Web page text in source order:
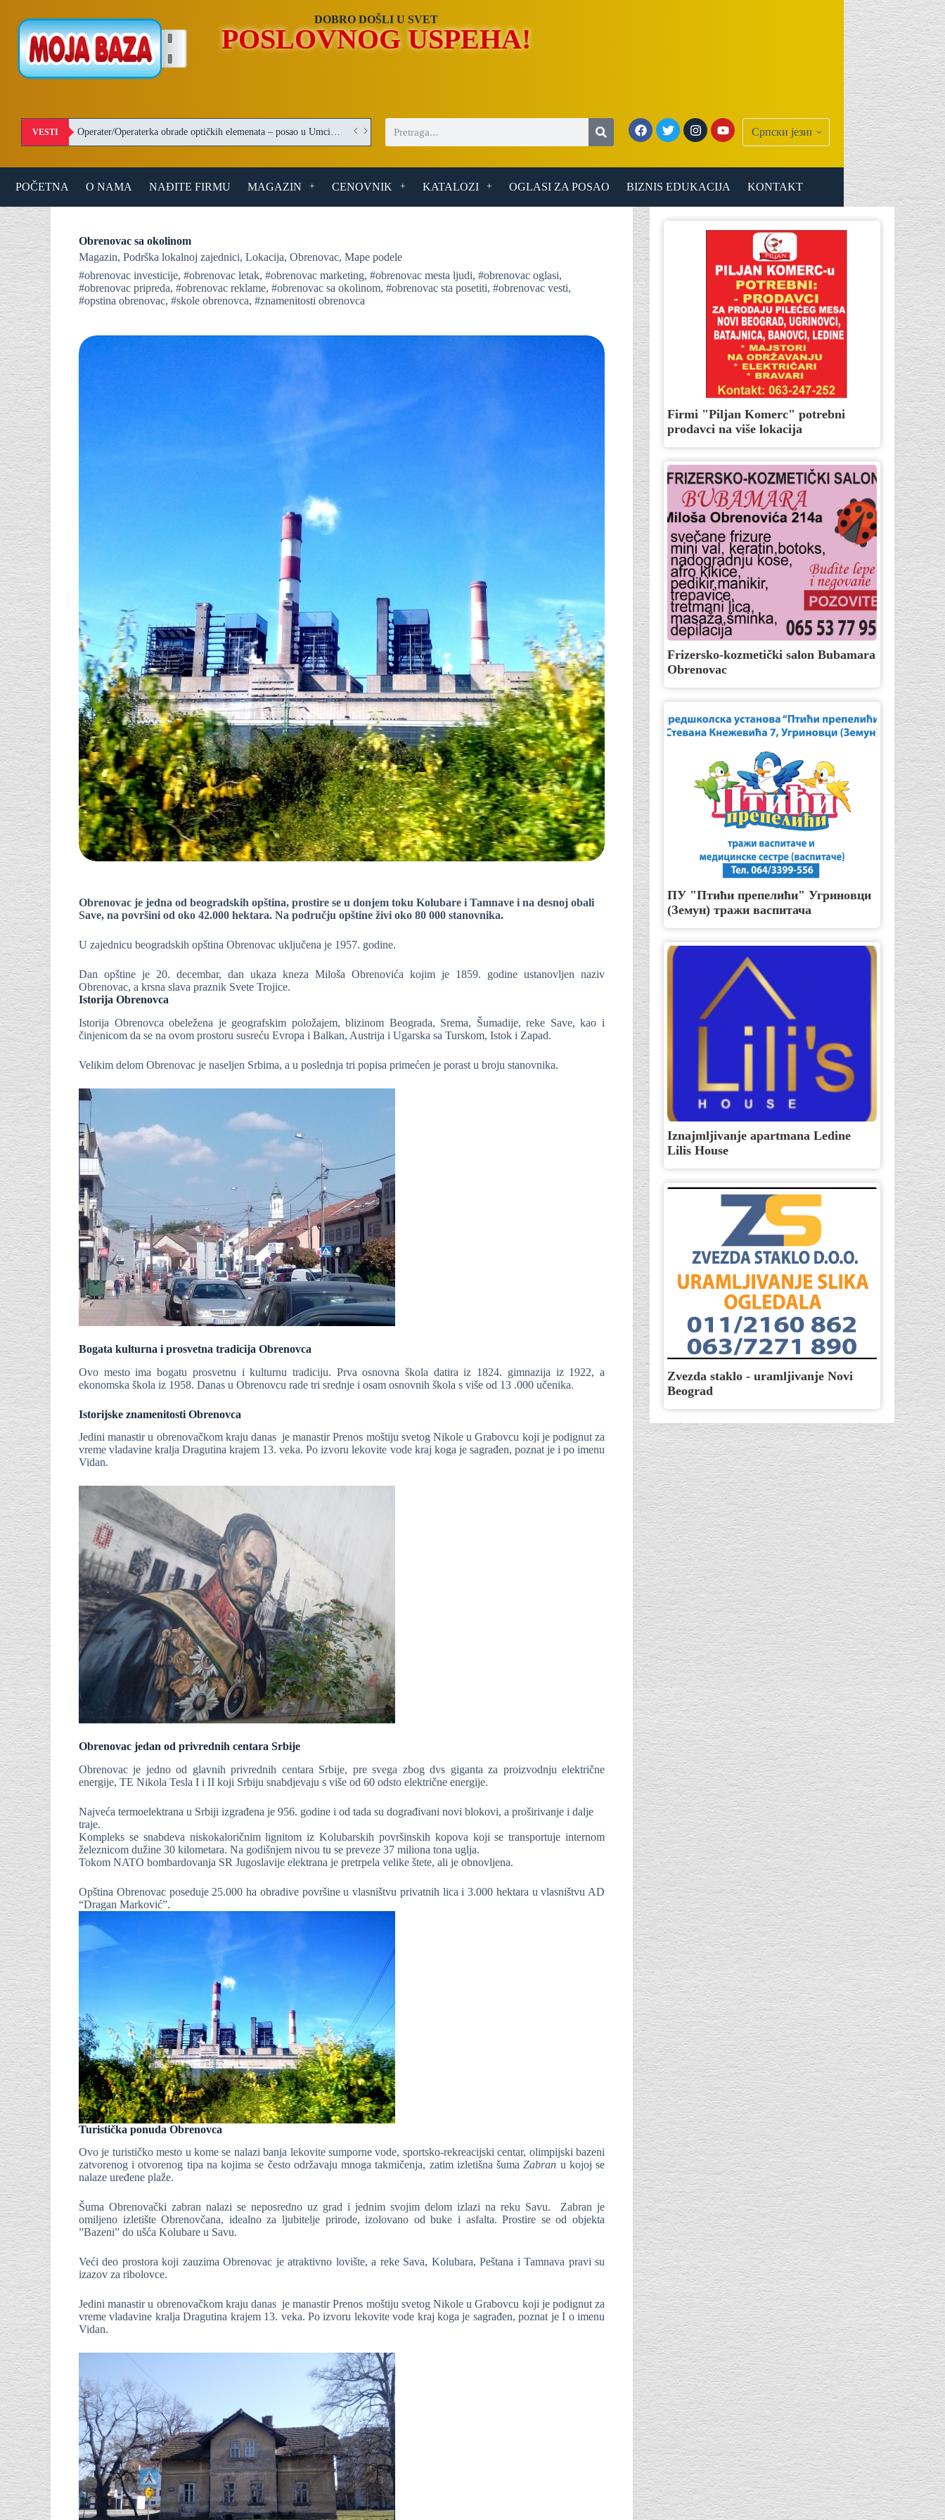
k
o
t
DOBRO DOŠLI U SVET
POSLOVNOG USPEHA!
VESTI Operater/Operaterka obrade optičkih elemenata – posao u Umci (Beograd)
POČETNA O NAMA NAĐITE FIRMU MAGAZIN CENOVNIK KATALOZI OGLASI ZA POSAO BIZNIS EDUKACIJA KONTAKT
Obrenovac sa okolinom
Magazin, Podrška lokalnoj zajednici, Lokacija, Obrenovac, Mape podele
#obrenovac investicije, #obrenovac letak, #obrenovac marketing, #obrenovac mesta ljudi, #obrenovac oglasi,
#obrenovac pripreda, #obrenovac reklame, #obrenovac sa okolinom, #obrenovac sta posetiti, #obrenovac vesti,
#opstina obrenovac, #skole obrenovca, #znamenitosti obrenovca
Obrenovac je jedna od beogradskih opština, prostire se u donjem toku Kolubare i Tamnave i na desnoj obali
Save, na površini od oko 42.000 hektara. Na području opštine živi oko 80 000 stanovnika.
U zajednicu beogradskih opština Obrenovac uključena je 1957. godine.
Dan opštine je 20. decembar, dan ukaza kneza Miloša Obrenovića kojim je 1859. godine ustanovljen naziv
Obrenovac, a krsna slava praznik Svete Trojice.
Istorija Obrenovca
Istorija Obrenovca obeležena je geografskim položajem, blizinom Beograda, Srema, Šumadije, reke Save, kao i
činjenicom da se na ovom prostoru susreću Evropa i Balkan, Austrija i Ugarska sa Turskom, Istok i Zapad.
Velikim delom Obrenovac je naseljen Srbima, a u poslednja tri popisa primećen je porast u broju stanovnika.
Bogata kulturna i prosvetna tradicija Obrenovca
Ovo mesto ima bogatu prosvetnu i kulturnu tradiciju. Prva osnovna škola datira iz 1824. gimnazija iz 1922, a
ekonomska škola iz 1958. Danas u Obrenovcu rade tri srednje i osam osnovnih škola s više od 13 .000 učenika.
Istorijske znamenitosti Obrenovca
Jedini manastir u obrenovačkom kraju danas je manastir Prenos moštiju svetog Nikole u Grabovcu koji je podignut za
vreme vladavine kralja Dragutina krajem 13. veka. Po izvoru lekovite vode kraj koga je sagrađen, poznat je i po imenu
Vidan.
Obrenovac jedan od privrednih centara Srbije
Obrenovac je jedno od glavnih privrednih centara Srbije, pre svega zbog dvs giganta za proizvodnju električne
energije, TE Nikola Tesla I i II koji Srbiju snabdjevaju s više od 60 odsto električne energije.
Najveća termoelektrana u Srbiji izgrađena je 956. godine i od tada su dograđivani novi blokovi, a proširivanje i dalje
traje.
Kompleks se snabdeva niskokaloričnim lignitom iz Kolubarskih površinskih kopova koji se transportuje internom
železnicom dužine 30 kilometara. Na godišnjem nivou tu se preveze 37 miliona tona uglja.
Tokom NATO bombardovanja SR Jugoslavije elektrana je pretrpela velike štete, ali je obnovljena.
Opština Obrenovac poseduje 25.000 ha obradive površine u vlasništvu privatnih lica i 3.000 hektara u vlasništvu AD
“Dragan Marković”.
Turistička ponuda Obrenovca
Ovo je turističko mesto u kome se nalazi banja lekovite sumporne vode, sportsko-rekreacijski centar, olimpijski bazeni
zatvorenog i otvorenog tipa na kojima se često održavaju mnoga takmičenja, zatim izletišna šumaZabran u kojoj se
nalaze uređene plaže.
Šuma Obrenovački zabran nalazi se neposredno uz grad i jednim svojim delom izlazi na reku Savu. Zabran je
omiljeno izletište Obrenovčana, idealno za ljubitelje prirode, izolovano od buke i asfalta. Prostire se od objekta
”Bazeni” do ušća Kolubare u Savu.
Veći deo prostora koji zauzima Obrenovac je atraktivno lovište, a reke Sava, Kolubara, Peštana i Tamnava pravi su
izazov za ribolovce.
Jedini manastir u obrenovačkom kraju danas je manastir Prenos moštiju svetog Nikole u Grabovcu koji je podignut za
vreme vladavine kralja Dragutina krajem 13. veka. Po izvoru lekovite vode kraj koga je sagrađen, poznat je I o imenu
Vidan.
Firmi "Piljan Komerc" potrebni
prodavci na više lokacija
Frizersko-kozmetički salon Bubamara
Obrenovac
ПУ "Птићи препелићи" Угриновци
(Земун) тражи васпитача
Iznajmljivanje apartmana Ledine
Lilis House
Zvezda staklo - uramljivanje Novi
Beograd